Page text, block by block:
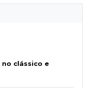
clássico e